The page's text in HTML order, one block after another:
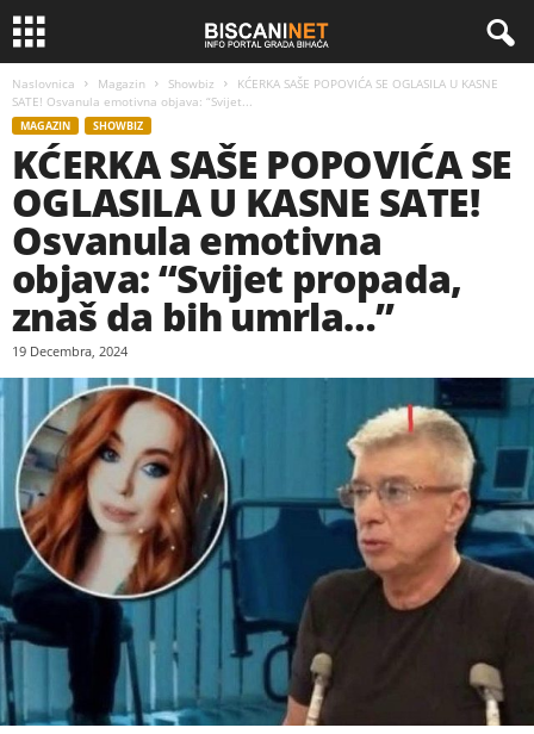
Naslovnica Magazin Showbiz
KĆERKA SAŠE POPOVIĆA SE OGLASILA U KASNE
SATE! Osvanula emotivna objava: “Svijet...
MAGAZIN SHOWBIZ
KĆERKA SAŠE POPOVIĆA SE
OGLASILA U KASNE SATE!
Osvanula emotivna
objava: “Svijet propada,
znaš da bih umrla…”
19 Decembra, 2024